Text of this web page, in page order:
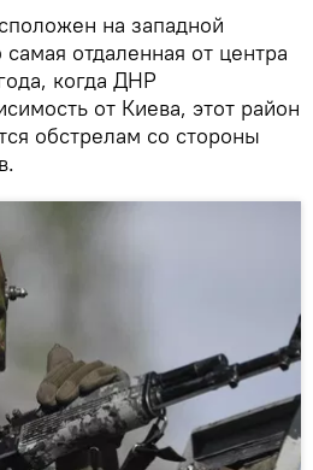
на западной
отдаленная от центра
когда ДНР
от Киева, этот район
обстрелам со стороны